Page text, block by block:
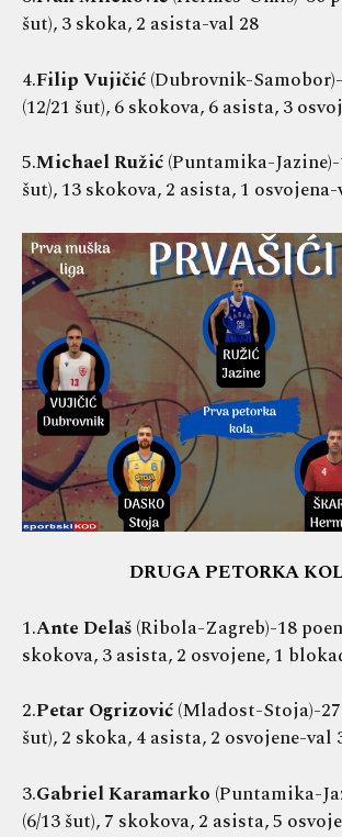
šut), 3 skoka, 2 asista-val 28
4.Filip Vujičić(Dubrovnik-
(12/21 šut), 6 skokova, 6 asista, 3
5.Michael Ružić(Puntamika-Jazine)-
šut), 13 skokova, 2 asista, 1
DRUGA PETORKA
1.Ante Delaš(Ribola-Zagreb)-18
skokova, 3 asista, 2 osvojene, 1
2.Petar Ogrizović(Mladost-Stoja)-27
šut), 2 skoka, 4 asista, 2 osvojene-val
3.Gabriel Karamarko (Puntamika-
(6/13 šut), 7 skokova, 2 asista, 5